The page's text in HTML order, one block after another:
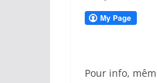
Pour info,